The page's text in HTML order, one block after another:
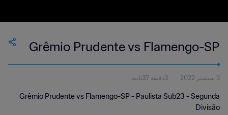
Grêmio Prudente vs Flamengo-SP
3 سبتمبر 2022 3دقيقة 37ثانية
Grêmio Prudente vs Flamengo-SP - Paulista Sub23 - Segunda
Divisão